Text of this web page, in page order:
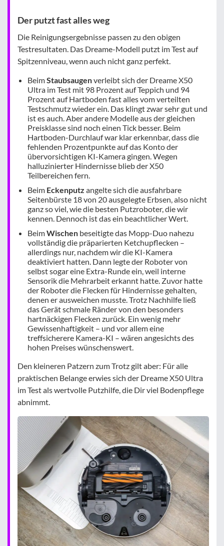
Der putzt fast alles weg
Die Reinigungsergebnisse passen zu den obigen
Testresultaten. Das Dreame-Modell putzt im Test auf
Spitzenniveau, wenn auch nicht ganz perfekt.
BeimStaubsaugenverleibt sich der Dreame X50
Ultra im Test mit 98 Prozent auf Teppich und 94
Prozent auf Hartboden fast alles vom verteilten
Testschmutz wieder ein. Das klingt zwar sehr gut und
ist es auch. Aber andere Modelle aus der gleichen
Preisklasse sind noch einen Tick besser. Beim
Hartboden-Durchlauf war klar erkennbar, dass die
fehlenden Prozentpunkte auf das Konto der
übervorsichtigen KI-Kamera gingen. Wegen
halluzinierter Hindernisse blieb der X50
Teilbereichen fern.
Beim Eckenputz angelte sich die ausfahrbare
Seitenbürste 18 von 20 ausgelegte Erbsen, also nicht
ganz so viel, wie die besten Putzroboter, die wir
kennen. Dennoch ist das ein beachtlicher Wert.
BeimWischen beseitigte das Mopp-Duo nahezu
vollständig die präparierten Ketchupflecken –
allerdings nur, nachdem wir die KI-Kamera
deaktiviert hatten. Dann legte der Roboter von
selbst sogar eine Extra-Runde ein, weil interne
Sensorik die Mehrarbeit erkannt hatte. Zuvor hatte
der Roboter die Flecken für Hindernisse gehalten,
denen er ausweichen musste. Trotz Nachhilfe ließ
das Gerät schmale Ränder von den besonders
hartnäckigen Flecken zurück. Ein wenig mehr
Gewissenhaftigkeit – und vor allem eine
treffsicherere Kamera-KI – wären angesichts des
hohen Preises wünschenswert.
Den kleineren Patzern zum Trotz gilt aber: Für alle
praktischen Belange erwies sich der Dreame X50 Ultra
im Test als wertvolle Putzhilfe, die Dir viel Bodenpflege
abnimmt.